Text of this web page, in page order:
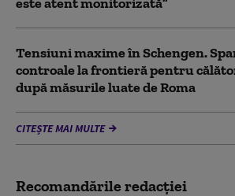
Tensiuni maxime în Schengen.
controale la frontieră pentru
după măsurile luate de Roma
CITEȘTE MAI MULTE
Recomandările redacţiei